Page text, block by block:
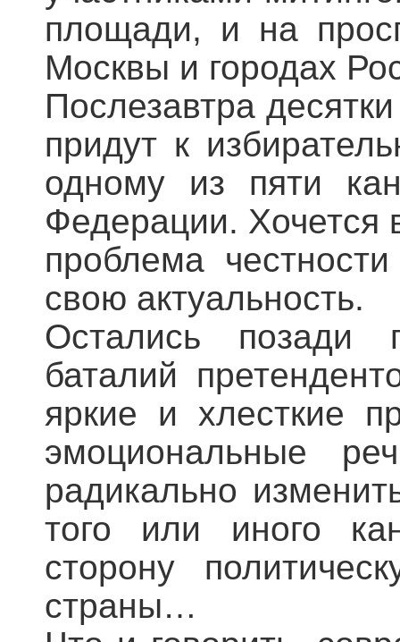
площади, и на
Москвы и городах
Послезавтра
придут к
одному из пяти
Федерации. Хочется
проблема
свою актуальность.
Остались позади
баталий
яркие и хлесткие
эмоциональные
радикально
того или иного
сторону
страны…